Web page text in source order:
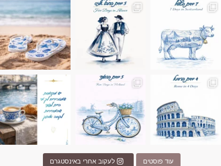
Instagram post
Instagram post 17994326828955248
עוד פוסטים לעקוב אחרי באינסטגרם